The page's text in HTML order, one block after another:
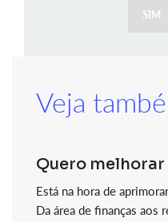
SIM
Veja
Quero
Está na hora de
Da área de finanças aos